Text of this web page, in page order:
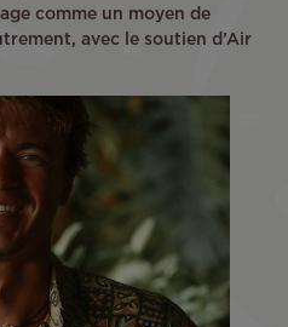
comme un moyen de
avec le soutien d’Air